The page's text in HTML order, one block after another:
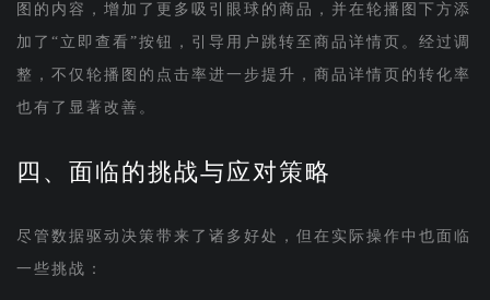
图的内容，增加了更多吸引眼球的商品，并在轮播图下方添
加了“立即查看”按钮，引导用户跳转至商品详情页。经过调
整，不仅轮播图的点击率进一步提升，商品详情页的转化率
也有了显著改善。
四、面临的挑战与应对策略
尽管数据驱动决策带来了诸多好处，但在实际操作中也面临
一些挑战：